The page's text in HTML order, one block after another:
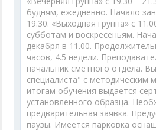
будням, ежедневно. Начало
19.30. «Выходная группа» с
субботам и воскресеньям.
декабря в 11.00.
часов, 4.5 недели.
начальник сметного отдела.
специалиста" с методическим
итогам обучения выдается
установленного образца.
предварительная заявка.
паузы. Имеется парковка